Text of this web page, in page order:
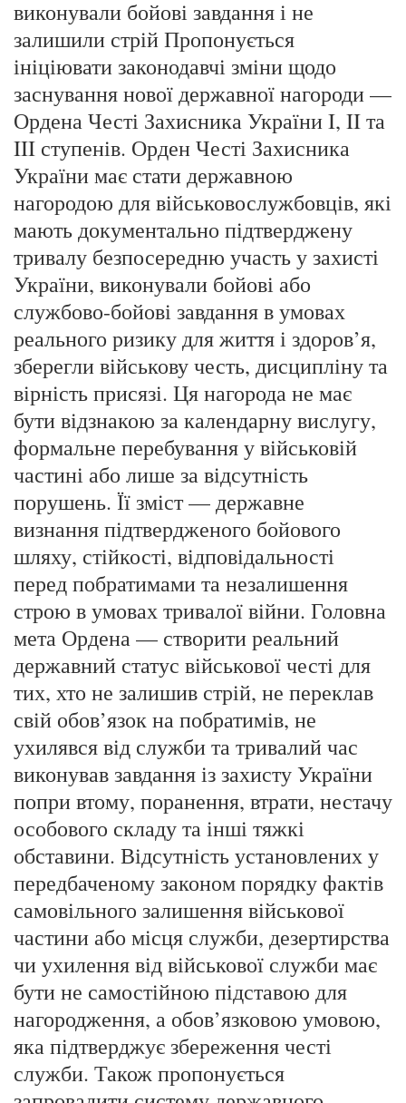
виконували бойові завдання і не
залишили стрій Пропонується
ініціювати законодавчі зміни щодо
заснування нової державної нагороди —
Ордена Честі Захисника України I, II та
III ступенів. Орден Честі Захисника
України має стати державною
нагородою для військовослужбовців, які
мають документально підтверджену
тривалу безпосередню участь у захисті
України, виконували бойові або
службово-бойові завдання в умовах
реального ризику для життя і здоров’я,
зберегли військову честь, дисципліну та
вірність присязі. Ця нагорода не має
бути відзнакою за календарну вислугу,
формальне перебування у військовій
частині або лише за відсутність
порушень. Її зміст — державне
визнання підтвердженого бойового
шляху, стійкості, відповідальності
перед побратимами та незалишення
строю в умовах тривалої війни. Головна
мета Ордена — створити реальний
державний статус військової честі для
тих, хто не залишив стрій, не переклав
свій обов’язок на побратимів, не
ухилявся від служби та тривалий час
виконував завдання із захисту України
попри втому, поранення, втрати, нестачу
особового складу та інші тяжкі
обставини. Відсутність установлених у
передбаченому законом порядку фактів
самовільного залишення військової
частини або місця служби, дезертирства
чи ухилення від військової служби має
бути не самостійною підставою для
нагородження, а обов’язковою умовою,
яка підтверджує збереження честі
служби. Також пропонується